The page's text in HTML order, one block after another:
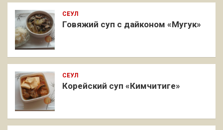
СЕУЛ
Говяжий суп с дайконом «Мугук»
СЕУЛ
Корейский суп «Кимчитиге»